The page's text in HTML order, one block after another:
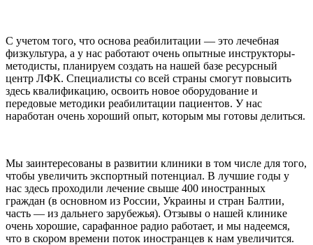
С учетом того, что основа реабилитации — это лечебная
физкультура, а у нас работают очень опытные инструкторы-
методисты, планируем создать на нашей базе ресурсный
центр ЛФК. Специалисты со всей страны смогут повысить
здесь квалификацию, освоить новое оборудование и
передовые методики реабилитации пациентов. У нас
наработан очень хороший опыт, которым мы готовы делиться.
Мы заинтересованы в развитии клиники в том числе для того,
чтобы увеличить экспортный потенциал. В лучшие годы у
нас здесь проходили лечение свыше 400 иностранных
граждан (в основном из России, Украины и стран Балтии,
часть — из дальнего зарубежья). Отзывы о нашей клинике
очень хорошие, сарафанное радио работает, и мы надеемся,
что в скором времени поток иностранцев к нам увеличится.